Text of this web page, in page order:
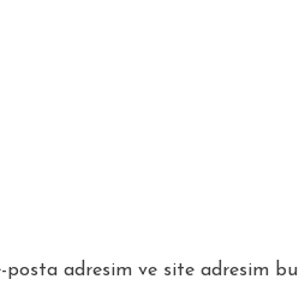
posta adresim ve site adresim bu